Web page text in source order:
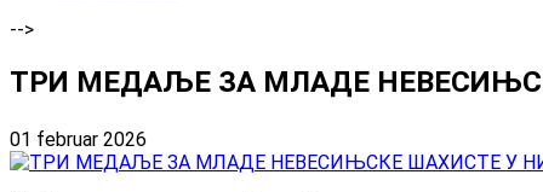
-->
ТРИ МЕДАЉЕ ЗА МЛАДЕ
01 februar 2026